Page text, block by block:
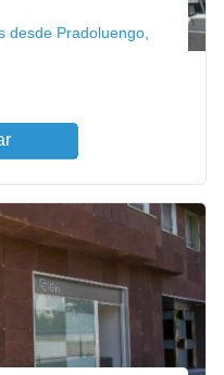
desde Pradoluengo,